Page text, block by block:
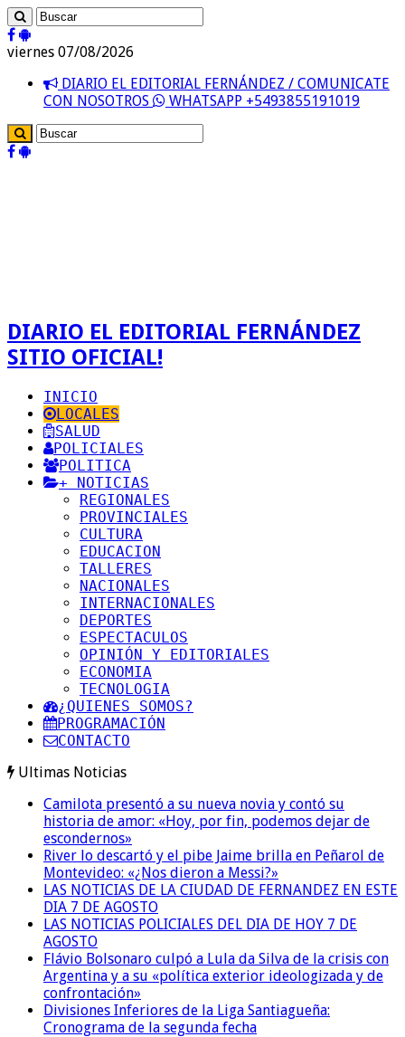
viernes 07/08/2026
DIARIO EL EDITORIAL FERNÁNDEZ / COMUNICATE
CON NOSOTROS
WHATSAPP +5493855191019
DIARIO EL EDITORIAL FERNÁNDEZ
SITIO OFICIAL!
INICIO
LOCALES
SALUD
POLICIALES
POLITICA
+ NOTICIAS
REGIONALES
PROVINCIALES
CULTURA
EDUCACION
TALLERES
NACIONALES
INTERNACIONALES
DEPORTES
ESPECTACULOS
OPINIÓN Y EDITORIALES
ECONOMIA
TECNOLOGIA
¿QUIENES SOMOS?
PROGRAMACIÓN
CONTACTO
Ultimas Noticias
Camilota presentó a su nueva novia y contó su
historia de amor: «Hoy, por fin, podemos dejar de
escondernos»
River lo descartó y el pibe Jaime brilla en Peñarol de
Montevideo: «¿Nos dieron a Messi?»
LAS NOTICIAS DE LA CIUDAD DE FERNANDEZ EN ESTE
DIA 7 DE AGOSTO
LAS NOTICIAS POLICIALES DEL DIA DE HOY 7 DE
AGOSTO
Flávio Bolsonaro culpó a Lula da Silva de la crisis con
Argentina y a su «política exterior ideologizada y de
confrontación»
Divisiones Inferiores de la Liga Santiagueña:
Cronograma de la segunda fecha